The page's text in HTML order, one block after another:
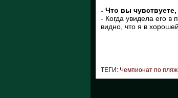
- Что вы
- Когда увидела его в
видно, что я в
ТЕГИ: Чемпионат по